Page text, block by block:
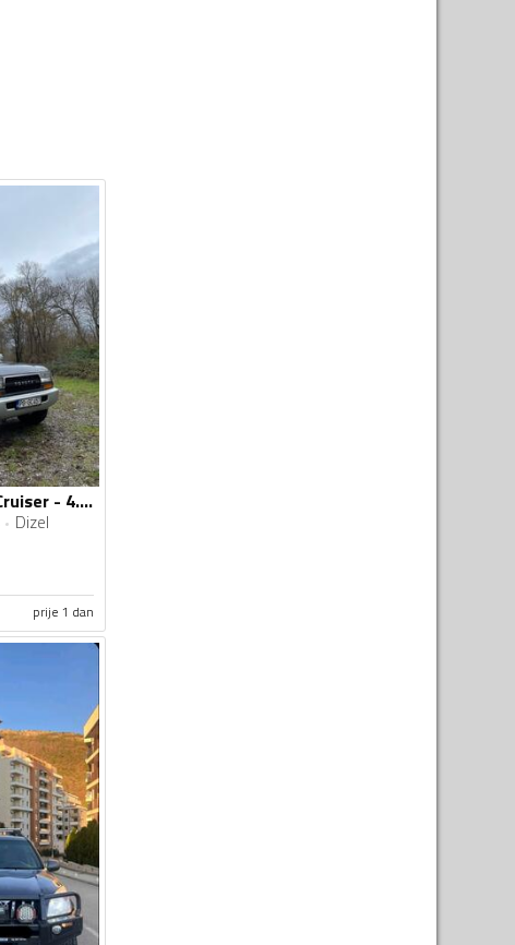
Toyota - Land Cruiser - 4.2 turbo
Dizel
prije 1 dan